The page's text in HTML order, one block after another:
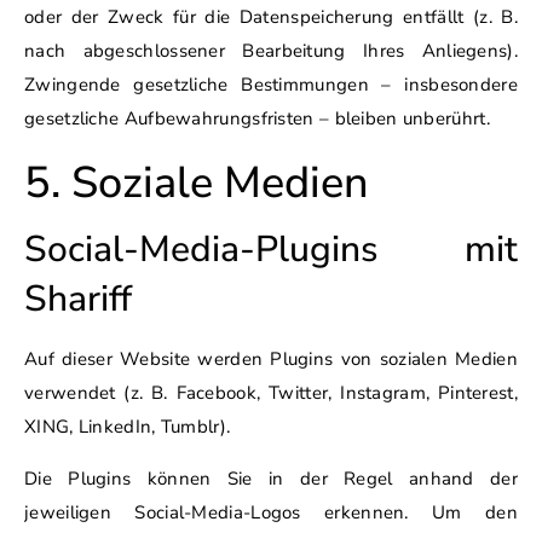
oder der Zweck für die Datenspeicherung entfällt (z. B.
nach abgeschlossener Bearbeitung Ihres Anliegens).
Zwingende gesetzliche Bestimmungen – insbesondere
gesetzliche Aufbewahrungsfristen – bleiben unberührt.
5. Soziale Medien
Social-Media-Plugins mit
Shariff
Auf dieser Website werden Plugins von sozialen Medien
verwendet (z. B. Facebook, Twitter, Instagram, Pinterest,
XING, LinkedIn, Tumblr).
Die Plugins können Sie in der Regel anhand der
jeweiligen Social-Media-Logos erkennen. Um den